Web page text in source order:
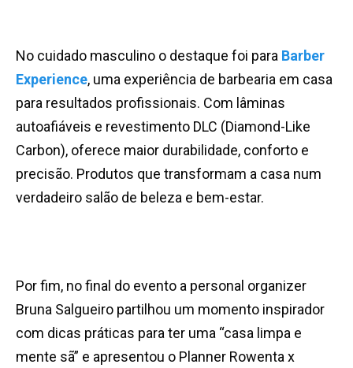
No cuidado masculino o destaque foi para Barber
Experience, uma experiência de barbearia em casa
para resultados profissionais. Com lâminas
autoafiáveis e revestimento DLC (Diamond-Like
Carbon), oferece maior durabilidade, conforto e
precisão. Produtos que transformam a casa num
verdadeiro salão de beleza e bem-estar.
Por fim, no final do evento a personal organizer
Bruna Salgueiro partilhou um momento inspirador
com dicas práticas para ter uma “casa limpa e
mente sã” e apresentou o Planner Rowenta x